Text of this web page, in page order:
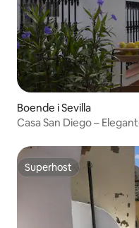
Boende i Sevilla
Casa San Diego –
Superhost
Superhost